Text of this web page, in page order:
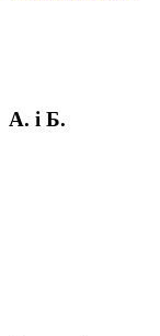
А. і Б.